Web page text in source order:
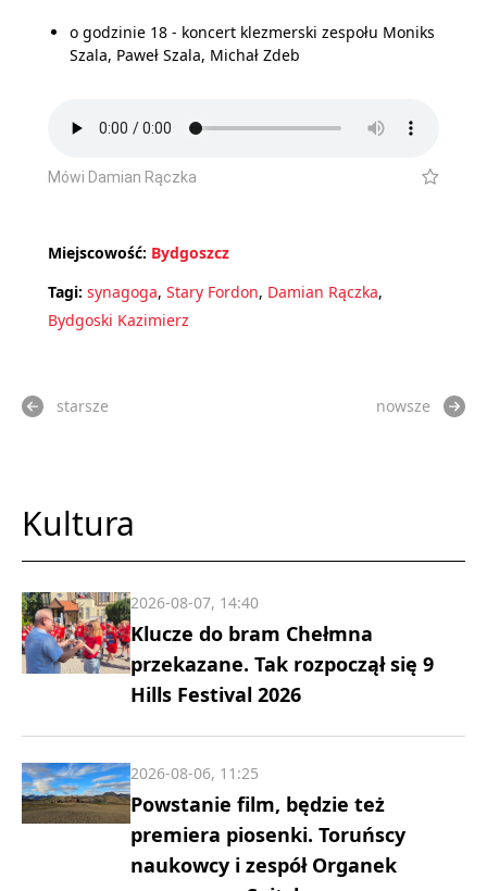
o godzinie 18 - koncert klezmerski zespołu Moniks
Szala, Paweł Szala, Michał Zdeb
Mówi Damian Rączka
Miejscowość: Bydgoszcz
Tagi: synagoga, Stary Fordon, Damian Rączka,
Bydgoski Kazimierz
starsze nowsze
Kultura
Klucze do bram Chełmna
przekazane. Tak rozpoczął się 9
Hills Festival 2026
2026-08-07, 14:40
Powstanie film, będzie też
premiera piosenki. Toruńscy
naukowcy i zespół Organek
2026-08-06, 11:25